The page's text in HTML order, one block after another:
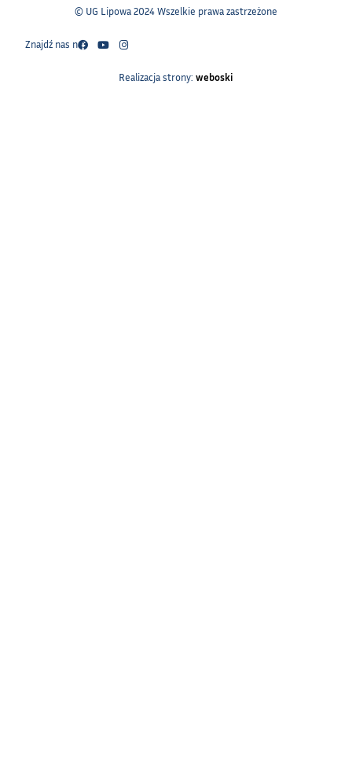
© UG Lipowa 2024 Wszelkie prawa zastrzeżone
Znajdź nas na:
Realizacja strony: weboski